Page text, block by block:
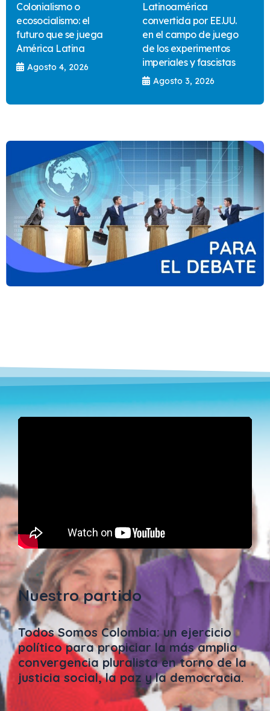
Colonialismo o
ecosocialismo: el
futuro que se juega
América Latina
Agosto 4, 2026
Latinoamérica
convertida por EE.UU.
en el campo de juego
de los experimentos
imperiales y fascistas
Agosto 3, 2026
Nuestro partido
Todos Somos Colombia: un ejercicio
político para propiciar la más amplia
convergencia pluralista en torno de la
justicia social, la paz y la democracia.